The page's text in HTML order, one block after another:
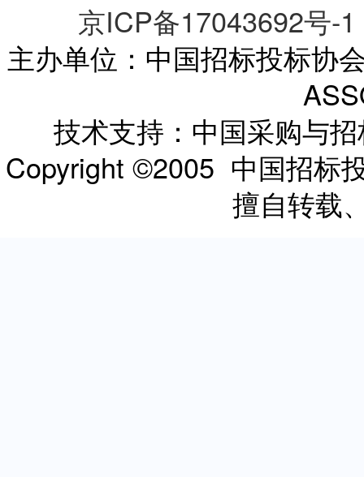
京ICP备17043692号-1
主办单位：中国招标投标协
技术支持：中国采购与
Copyright ©2005 中国招标
擅自转载